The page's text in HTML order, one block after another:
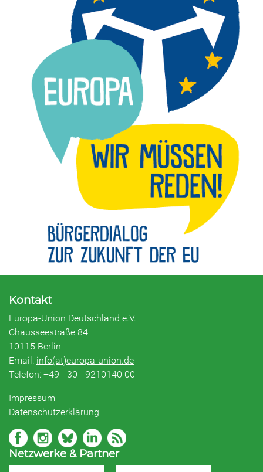
Kontakt
Europa-Union Deutschland e.V.
Chausseestraße 84
10115 Berlin
Email: info(at)europa-union.de
Telefon: +49 - 30 - 9210140 00
Impressum
Datenschutzerklärung
Netzwerke & Partner